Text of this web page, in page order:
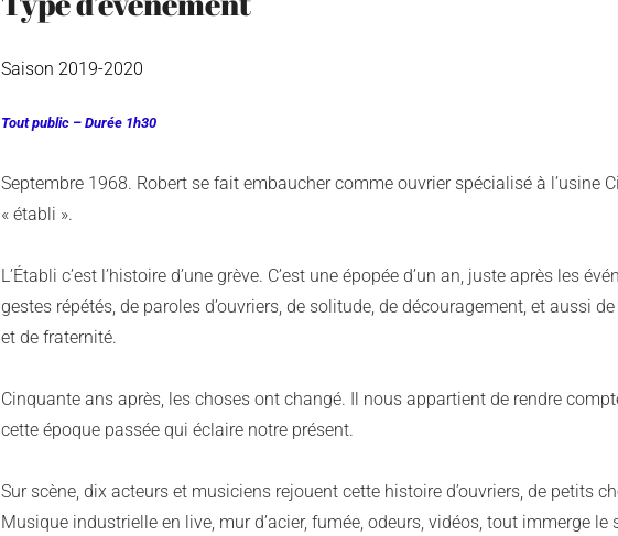
Saison 2019-2020
Tout public – Durée 1h30
Septembre 1968. Robert se fait embaucher comme ouvrier spécialisé à l’usine
« établi ».
L’Établi c’est l’histoire d’une grève. C’est une épopée d’un an, juste après les
gestes répétés, de paroles d’ouvriers, de solitude, de découragement, et aussi
et de fraternité.
Cinquante ans après, les choses ont changé. Il nous appartient de rendre
cette époque passée qui éclaire notre présent.
Sur scène, dix acteurs et musiciens rejouent cette histoire d’ouvriers, de petits
Musique industrielle en live, mur d’acier, fumée, odeurs, vidéos, tout immerge